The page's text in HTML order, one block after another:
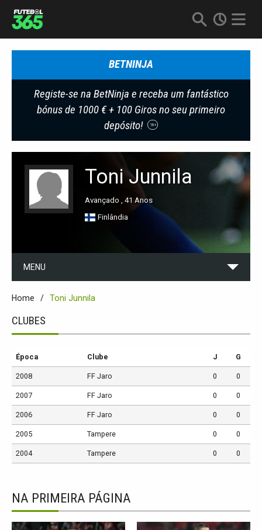
BETNINJA
Registe-se na BetNinja e receba um fantástico
bónus de 1000 € + 100 Giros no seu primeiro
depósito!
18+
Toni Junnila
Avançado , 41 Anos
Finlândia
MENU
Home Toni Junnila
CLUBES
Época Clube J G
2008 FF Jaro 0 0
2007 FF Jaro 0 0
2006 FF Jaro 0 0
2005 Tampere 0 0
2004 Tampere 0 0
NA PRIMEIRA PÁGINA